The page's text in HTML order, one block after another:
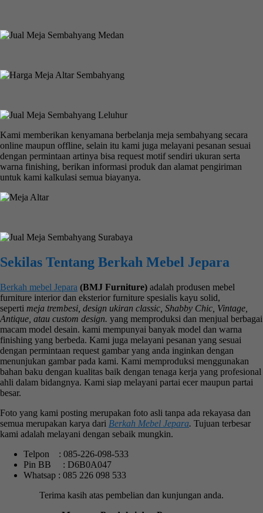
Kami memberikan kenyamana berbelanja meja sembahyang secara
online maupun offline, selain itu kami juga melayani pesanan sesuai
dengan permintaan artinya bisa request motif sendiri ukuran serta
warna finishing, berikan informasi produk dan alamat pengiriman
untuk kami kalkulasi semua biayanya.
Sekilas Tentang Berkah Mebel Jepara
Berkah mebel Jepara (BMJ Furniture) adalah produsen mebel
furniture interior dan eksterior furniture spesialis kayu solid,
seperti meja trembesi, design ukiran classic, Shabby Chic, Vintage,
Antique, atau custom design. yang memproduksi dan menjual berbagai
macam model desain. kami mempunyai banyak model dan warna
finishing yang berbeda. Kami juga melayani pesanan yang sesuai
dengan permintaan request gambar yang anda inginkan dengan
menunjukan gambar pada kami. Kami memproduksi menggunakan
bahan baku dengan kualitas baik dengan tenaga kerja yang profesional
ahli dalam bidangnya. Kami siap melayani partai ecer maupun partai
besar.
Foto yang kami posting merupakan foto asli tanpa ada rekayasa dan
semua merupakan karya dari Berkah Mebel Jepara. Tujuan terbesar
kami adalah melayani dengan sebaik mungkin.
Telpon : 085-226-098-533
Pin BB : D6B0A047
Whatsap : 085 226 098 533
Terima kasih atas pembelian dan kunjungan anda.